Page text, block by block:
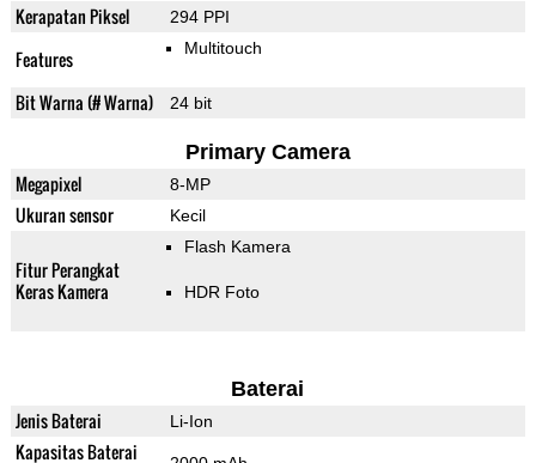
Kerapatan Piksel 294 PPI
Features Multitouch
Bit Warna (# Warna) 24 bit
Primary Camera
Megapixel 8-MP
Ukuran sensor Kecil
Fitur Perangkat
Keras Kamera
Flash Kamera
HDR Foto
Baterai
Jenis Baterai Li-Ion
Kapasitas Baterai